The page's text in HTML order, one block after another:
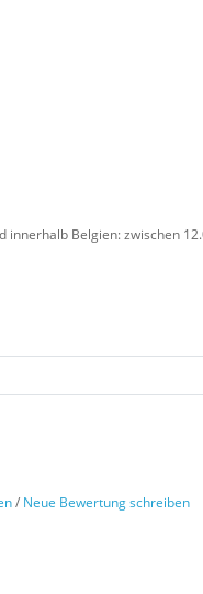
innerhalb Belgien: zwischen
/ Neue Bewertung schreiben